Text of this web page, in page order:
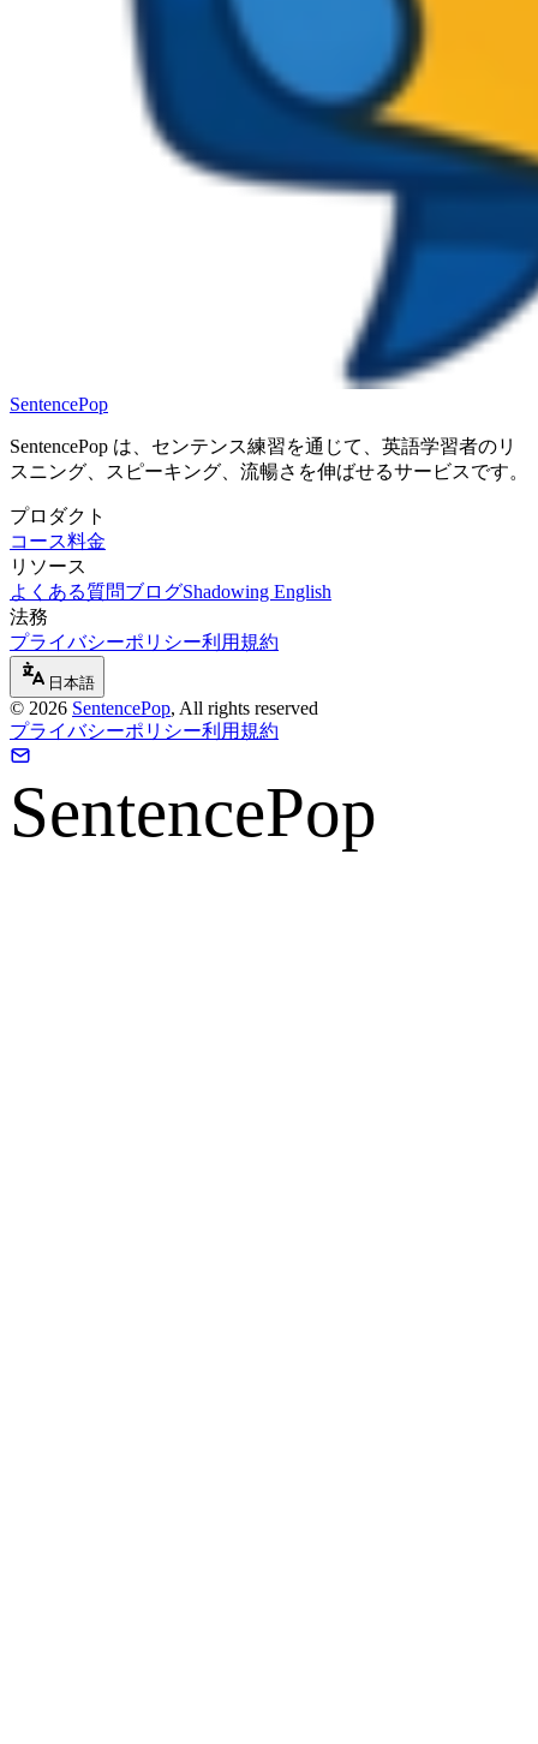
SentencePop
SentencePop は、センテンス練習を通じて、英語学習者のリ
スニング、スピーキング、流暢さを伸ばせるサービスです。
プロダクト
コース料金
リソース
よくある質問ブログShadowing English
法務
プライバシーポリシー利用規約
日本語
© 2026 SentencePop, All rights reserved
プライバシーポリシー利用規約
SentencePop